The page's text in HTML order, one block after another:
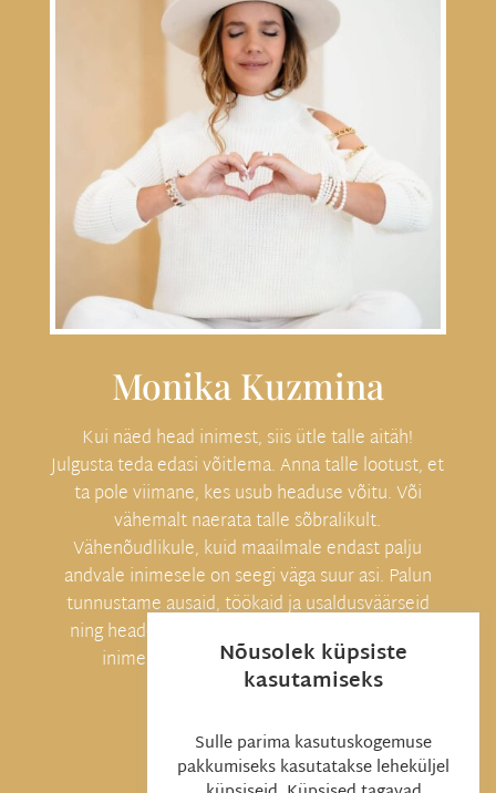
Monika Kuzmina
Kui näed head inimest, siis ütle talle aitäh!
Julgusta teda edasi võitlema. Anna talle lootust, et
ta pole viimane, kes usub headuse võitu. Või
vähemalt naerata talle sõbralikult.
Vähenõudlikule, kuid maailmale endast palju
andvale inimesele on seegi väga suur asi. Palun
tunnustame ausaid, töökaid ja usaldusväärseid
ning heade eesmärkidega inimesi, sest heade
inimeste õlgadel seisab kogu maailm!

Nõusolek küpsiste
kasutamiseks
Sulle parima kasutuskogemuse
pakkumiseks kasutatakse leheküljel